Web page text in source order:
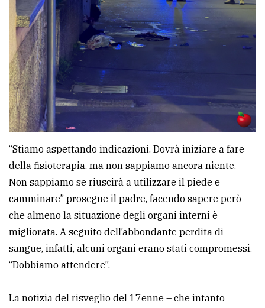
“Stiamo aspettando indicazioni. Dovrà iniziare a fare
della fisioterapia, ma non sappiamo ancora niente.
Non sappiamo se riuscirà a utilizzare il piede e
camminare” prosegue il padre, facendo sapere però
che almeno la situazione degli organi interni è
migliorata. A seguito dell’abbondante perdita di
sangue, infatti, alcuni organi erano stati compromessi.
“Dobbiamo attendere”.
La notizia del risveglio del 17enne – che intanto